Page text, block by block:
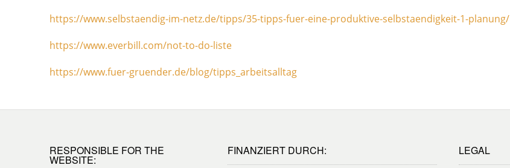
https://www.selbstaendig-im-netz.de/tipps/35-tipps-fuer-eine-produktive-selbstaendigkeit-1-planung/
https://www.everbill.com/not-to-do-liste
https://www.fuer-gruender.de/blog/tipps_arbeitsalltag
RESPONSIBLE FOR THE
WEBSITE:
FINANZIERT DURCH: LEGAL